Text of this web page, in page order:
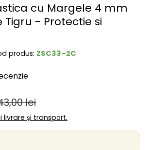
cu Margele 4 mm
Tigru - Protectie si
produs: ZSC33-2C
obișnuit
lei
livrare și transport.